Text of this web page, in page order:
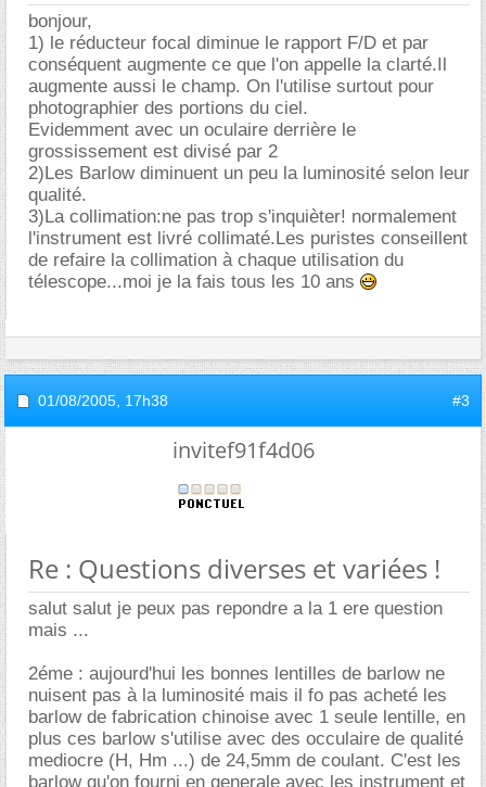
bonjour,
1) le réducteur focal diminue le rapport F/D et par
conséquent augmente ce que l'on appelle la clarté.Il
augmente aussi le champ. On l'utilise surtout pour
photographier des portions du ciel.
Evidemment avec un oculaire derrière le
grossissement est divisé par 2
2)Les Barlow diminuent un peu la luminosité selon leur
qualité.
3)La collimation:ne pas trop s'inquièter! normalement
l'instrument est livré collimaté.Les puristes conseillent
de refaire la collimation à chaque utilisation du
télescope...moi je la fais tous les 10 ans
01/08/2005, 17h38 #3
invitef91f4d06
Re : Questions diverses et variées !
salut salut je peux pas repondre a la 1 ere question
mais ...
2éme : aujourd'hui les bonnes lentilles de barlow ne
nuisent pas à la luminosité mais il fo pas acheté les
barlow de fabrication chinoise avec 1 seule lentille, en
plus ces barlow s'utilise avec des occulaire de qualité
mediocre (H, Hm ...) de 24,5mm de coulant. C'est les
barlow qu'on fourni en generale avec les instrument et